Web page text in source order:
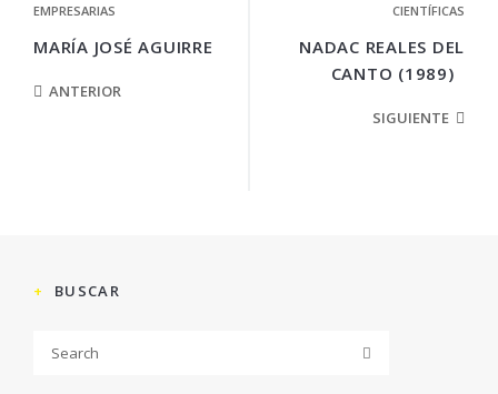
EMPRESARIAS
MARÍA JOSÉ AGUIRRE
ANTERIOR
CIENTÍFICAS
NADAC REALES DEL
CANTO (1989)
SIGUIENTE
BUSCAR